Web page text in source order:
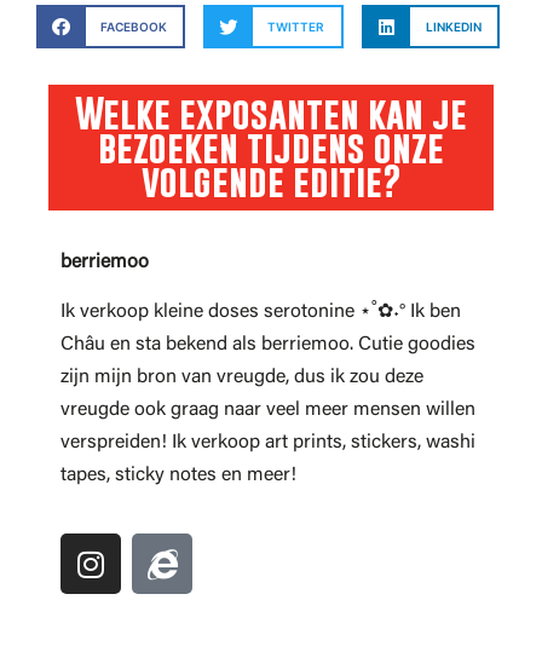
FACEBOOK TWITTER LINKEDIN
Welke exposanten kan je
bezoeken tijdens onze
volgende editie?
berriemoo
Ik verkoop kleine doses serotonine ⋆˚✿˖° Ik ben
Châu en sta bekend als berriemoo. Cutie goodies
zijn mijn bron van vreugde, dus ik zou deze
vreugde ook graag naar veel meer mensen willen
verspreiden! Ik verkoop art prints, stickers, washi
tapes, sticky notes en meer!